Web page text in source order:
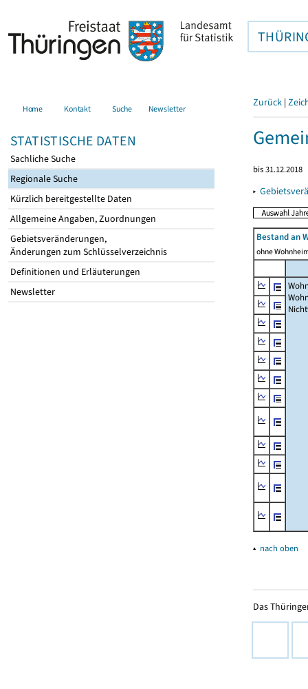
Home Kontakt Suche Newsletter
STATISTISCHE DATEN
Sachliche Suche
Regionale Suche
Kürzlich bereitgestellte Daten
Allgemeine Angaben, Zuordnungen
Gebietsveränderungen,
Änderungen zum Schlüsselverzeichnis
Definitionen und Erläuterungen
Newsletter
Zurück |
bis 31.12.2018
▸
Bestand an
ohne
▴ nach oben
Das